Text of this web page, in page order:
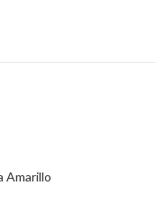
Amarillo